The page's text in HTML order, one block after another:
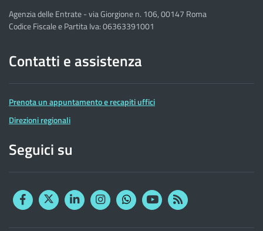
Agenzia delle Entrate - via Giorgione n. 106, 00147 Roma
Codice Fiscale e Partita Iva: 06363391001
Contatti e assistenza
Prenota un appuntamento e recapiti uffici
Direzioni regionali
Seguici su
FacebookTwitterLinkedinInstagram
YouTubeRSS